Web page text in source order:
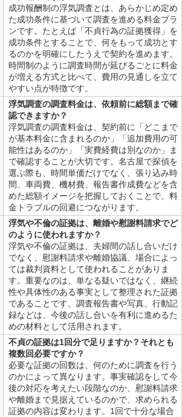
成功報酬制の浮気調査とは、あらかじめ定め
た成功条件に基づいて調査を進める料金プラ
ンです。たとえば「不貞行為の証拠獲得」を
成功条件とすることで、何をもって成功とす
るのかを明確にしたうえで契約を進めます。
時間制のように調査時間が延びるごとに料金
が増える方式と比べて、費用の見通しを立て
やすい点が特徴です。
浮気調査の調査料金は、依頼前に総額まで確
認できますか？
浮気調査の調査料金は、契約前に「どこまで
が基本料金に含まれるのか」「追加費用の可
能性はあるのか」「実費経費は別なのか」ま
で確認することが大切です。名古屋で探偵を
選ぶ際も、時間単価だけでなく、張り込み時
間、車両費、機材費、報告書作成費などを含
めた総額イメージを把握しておくことで、料
金トラブルの回避につながります。
浮気や不倫の証拠は、離婚や慰謝料請求でど
のように使われますか？
浮気や不倫の証拠は、夫婦間の話し合いだけ
でなく、慰謝料請求や離婚協議、場合によっ
ては裁判資料として使われることがありま
す。重要なのは、単なる疑いではなく、継続
性や具体性のある事実として整理された証拠
であることです。調査報告書や写真、行動記
録などは、今後の話し合いを有利に進めるた
めの材料として活用されます。
不貞の証拠は1回分で足りますか？それとも
複数回必要ですか？
必要な証拠の回数は、何のために調査を行う
のかによって異なります。事実確認をして今
後の対応を考えたい段階なのか、慰謝料請求
や離婚まで見据えているのかで、求められる
証拠の内容は変わります。1回で十分な場合